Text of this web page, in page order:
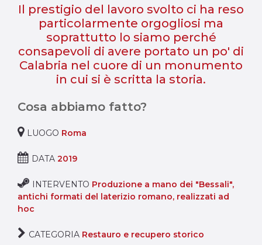
Il prestigio del lavoro svolto ci ha reso
particolarmente orgogliosi ma
soprattutto lo siamo perché
consapevoli di avere portato un po' di
Calabria nel cuore di un monumento
in cui si è scritta la storia.
Cosa abbiamo fatto?
LUOGO Roma
DATA 2019
INTERVENTO Produzione a mano dei "Bessali",
antichi formati del laterizio romano, realizzati ad
hoc
CATEGORIA Restauro e recupero storico